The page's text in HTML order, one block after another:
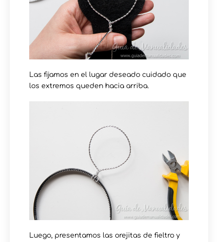
Las fijamos en el lugar deseado cuidado que
los extremos queden hacia arriba.
Luego, presentamos las orejitas de fieltro y